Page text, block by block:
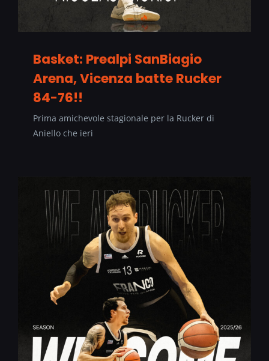
Basket: Prealpi SanBiagio
Arena, Vicenza batte Rucker
84-76!!
Prima amichevole stagionale per la Rucker di
Aniello che ieri